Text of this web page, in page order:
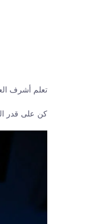
تعلم أشرف
كن على قدر